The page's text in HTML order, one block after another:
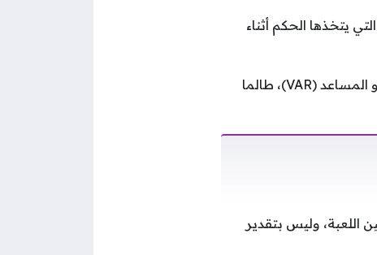
يتخذها الحكم أثناء
ولا تسمح اللوائح بإعادة المباريات بسبب أخطاء التحكيم أو حتى قرارات تقنية حكم الفيديو المساعد (VAR)، طالما
اللعبة، وليس بتقدير